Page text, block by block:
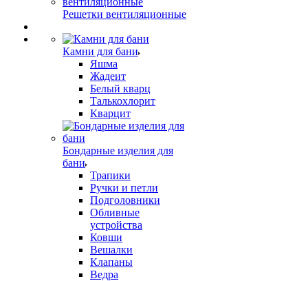
Решетки вентиляционные
Камни для бани
Яшма
Жадеит
Белый кварц
Талькохлорит
Кварцит
Бондарные изделия для
бани
Трапики
Ручки и петли
Подголовники
Обливные
устройства
Ковши
Вешалки
Клапаны
Ведра